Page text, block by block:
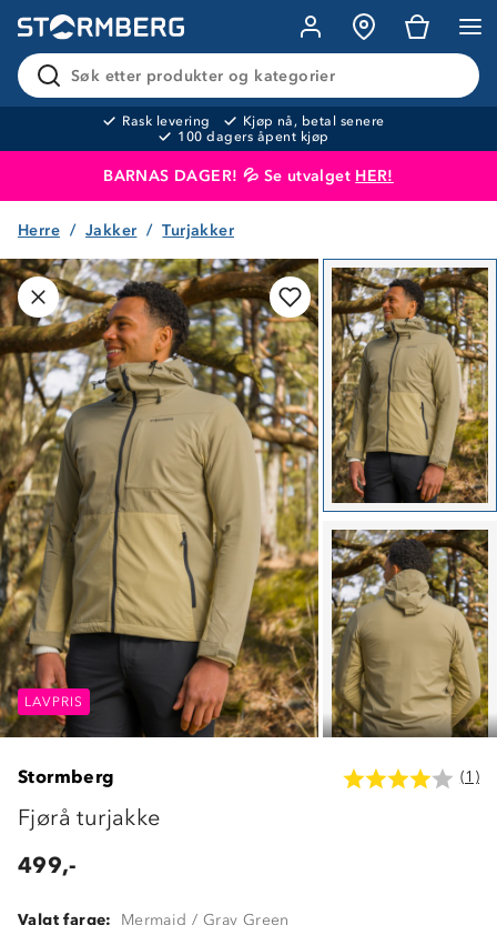
Søk etter produkter og kategorier
Rask levering
Kjøp nå, betal senere
100 dagers åpent kjøp
BARNAS DAGER! 💦 Se utvalget HER!
Produktet er lagt i handlekurven
Herre Jakker Turjakker
LAVPRIS LAVPRIS
LAVPRIS
Stormberg (1)
Fjørå turjakke
499,-
Valgt farge: Mermaid / Gray Green